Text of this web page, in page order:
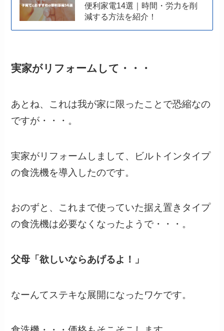
便利家電14選｜時間・労力を削
減する方法を紹介！
実家がリフォームして・・・
あとね、これは我が家に限ったことで恐縮なの
ですが・・・。
実家がリフォームしまして、ビルトインタイプ
の食洗機を導入したのです。
おのずと、これまで使っていた据え置きタイプ
の食洗機は必要なくなったようで・・・。
父母「欲しいならあげるよ！」
なーんてステキな展開になったワケです。